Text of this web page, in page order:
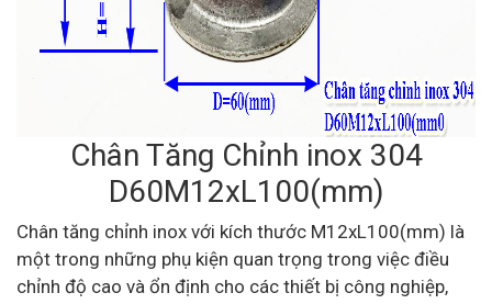
Chân Tăng Chỉnh inox 304
D60M12xL100(mm)
Chân tăng chỉnh inox với kích thước M12xL100(mm) là
một trong những phụ kiện quan trọng trong việc điều
chỉnh độ cao và ổn định cho các thiết bị công nghiệp,